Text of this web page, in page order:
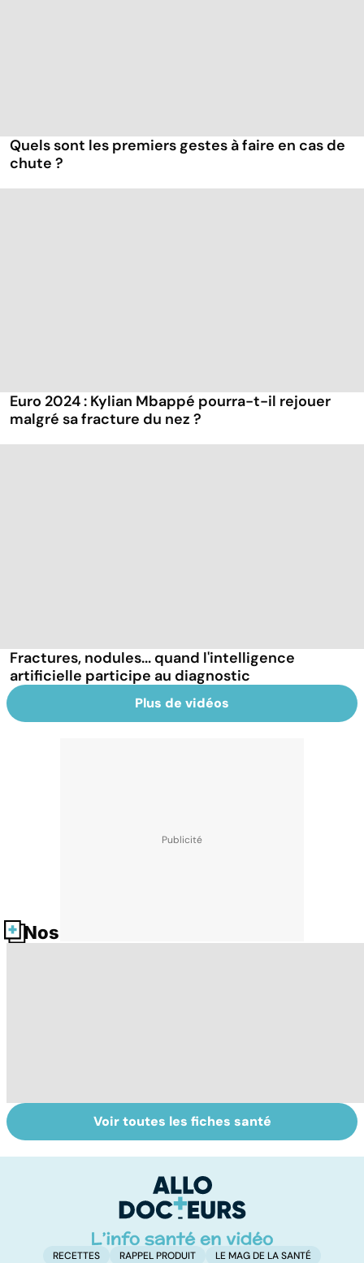
Quels sont les premiers gestes à faire en cas de
chute ?
Euro 2024 : Kylian Mbappé pourra-t-il rejouer
malgré sa fracture du nez ?
Fractures, nodules... quand l'intelligence
artificielle participe au diagnostic
Plus de vidéos
Nos fiches santé
Ostéoporose :
préserver le
Tout savoir sur
les infections
Voir toutes les fiches santé
RECETTES RAPPEL PRODUIT LE MAG DE LA SANTÉ